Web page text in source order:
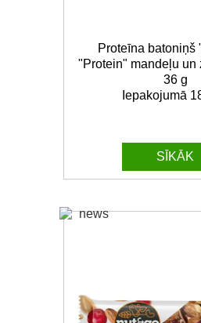
Proteīna batoniņš
"Protein" mandeļu un
36 g
Iepakojumā
SĪKĀK